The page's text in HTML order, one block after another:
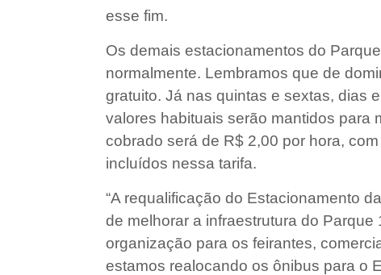
esse fim.
Os demais estacionamentos do
normalmente. Lembramos que de
gratuito. Já nas quintas e sextas, dias
valores habituais serão mantidos para
cobrado será de R$ 2,00 por hora,
incluídos nessa tarifa.
“A requalificação do Estacionamento
de melhorar a infraestrutura do
organização para os feirantes,
estamos realocando os ônibus para o